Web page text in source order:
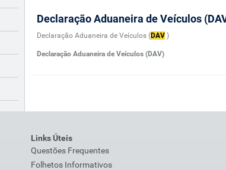
Declaração Aduaneira de Veículos
Declaração Aduaneira de Veículos (DAV )
Declaração Aduaneira de Veículos (DAV)
Links Úteis
Questões Frequentes
Folhetos Informativos